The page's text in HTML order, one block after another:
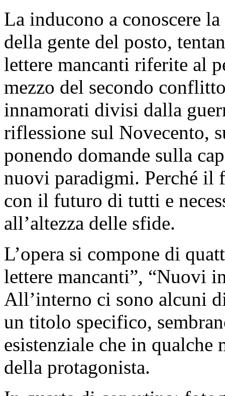
La inducono a conoscere
della gente del posto,
lettere mancanti riferite al
mezzo del secondo
innamorati divisi dalla
riflessione sul Novecento,
ponendo domande sulla
nuovi paradigmi. Perché il
con il futuro di tutti e
all’altezza delle sfide.
L’opera si compone di
lettere mancanti”, “Nuovi
All’interno ci sono alcuni
un titolo specifico,
esistenziale che in qualche
della protagonista.